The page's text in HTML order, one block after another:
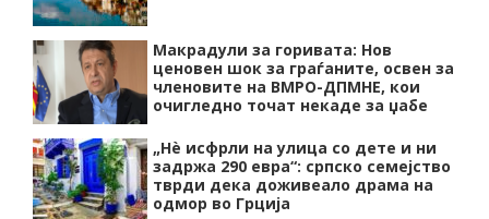
Макрадули за горивата: Нов
ценовен шок за граѓаните, освен за
членовите на ВМРО-ДПМНЕ, кои
очигледно точат некаде за џабе
„Нѐ исфрли на улица со дете и ни
задржа 290 евра“: српско семејство
тврди дека доживеало драма на
одмор во Грција